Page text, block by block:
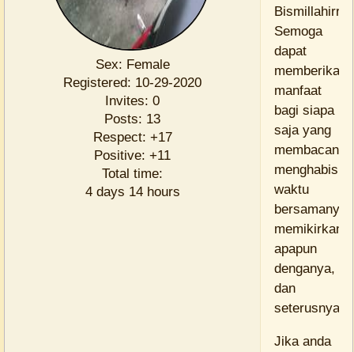
Sex: Female
Registered: 10-29-2020
Invites: 0
Posts: 13
Respect: +17
Positive: +11
Total time:
4 days 14 hours
Semoga
dapat
memberikan
manfaat
bagi siapa
saja yang
waktu
bersamanya,
memikirkan
apapun
denganya,
dan
seterusnya.
Jika anda